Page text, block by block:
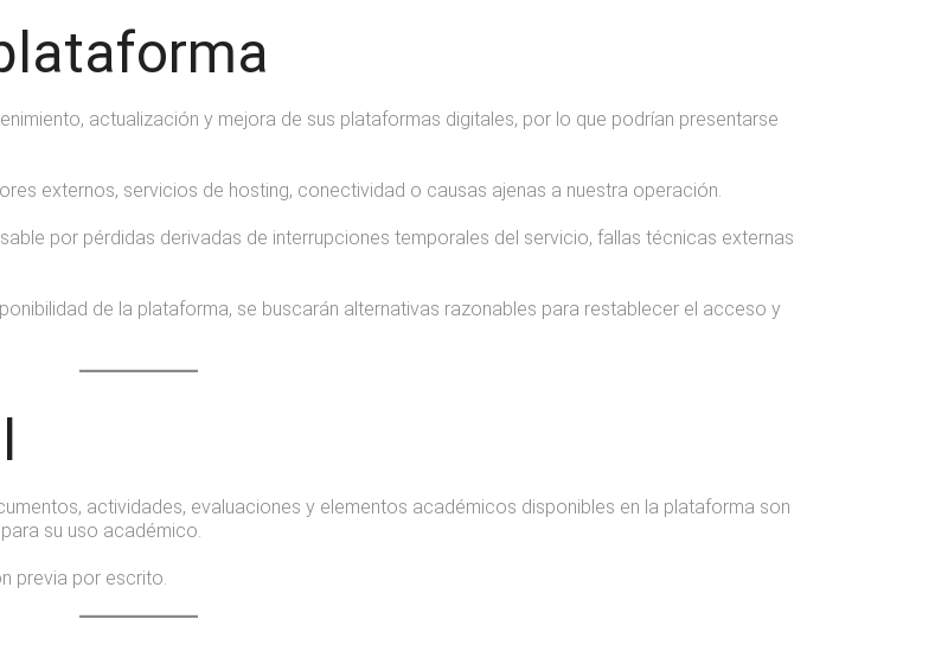
actualización y mejora de sus plataformas digitales, por lo que podrían presentarse
externos, servicios de hosting, conectividad o causas ajenas a nuestra operación.
por pérdidas derivadas de interrupciones temporales del servicio, fallas técnicas externas
de la plataforma, se buscarán alternativas razonables para restablecer el acceso y
actividades, evaluaciones y elementos académicos disponibles en la plataforma son
su uso académico.
previa por escrito.